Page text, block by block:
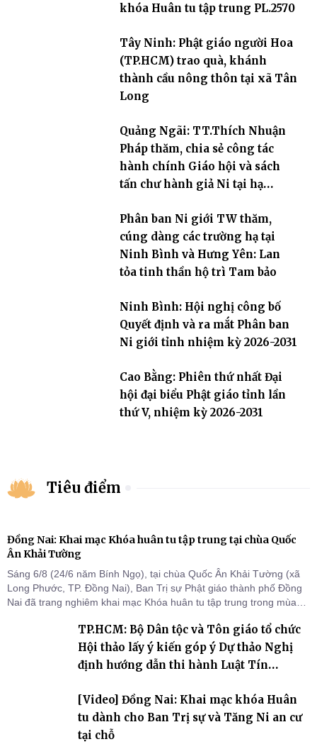
khóa Huân tu tập trung PL.2570
Tây Ninh: Phật giáo người Hoa
(TP.HCM) trao quà, khánh
thành cầu nông thôn tại xã Tân
Long
Quảng Ngãi: TT.Thích Nhuận
Pháp thăm, chia sẻ công tác
hành chính Giáo hội và sách
tấn chư hành giả Ni tại hạ
tỉnh
Phân ban Ni giới TW thăm,
cúng dàng các trường hạ tại
Ninh Bình và Hưng Yên: Lan
tỏa tinh thần hộ trì Tam bảo
Ninh Bình: Hội nghị công bố
Quyết định và ra mắt Phân ban
Ni giới tỉnh nhiệm kỳ 2026-2031
Cao Bằng: Phiên thứ nhất Đại
hội đại biểu Phật giáo tỉnh lần
thứ V, nhiệm kỳ 2026-2031
Tiêu điểm
Đồng Nai: Khai mạc Khóa huân tu tập trung tại chùa Quốc
Ân Khải Tường
Sáng 6/8 (24/6 năm Bính Ngọ), tại chùa Quốc Ân Khải Tường (xã
Long Phước, TP. Đồng Nai), Ban Trị sự Phật giáo thành phố Đồng
Nai đã trang nghiêm khai mạc Khóa huân tu tập trung trong mùa
chỗ khu vực VII, VIII và trường hạ chùa Quốc Ân Khải Tường.
TP.HCM: Bộ Dân tộc và Tôn giáo tổ chức
Hội thảo lấy ý kiến góp ý Dự thảo Nghị
định hướng dẫn thi hành Luật Tín
[Video] Đồng Nai: Khai mạc khóa Huân
tu dành cho Ban Trị sự và Tăng Ni an cư
tại chỗ